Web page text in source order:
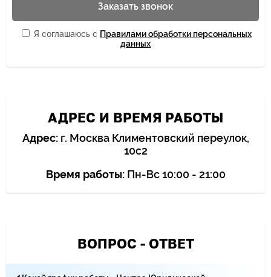
Заказать звонок
Я соглашаюсь с Правилами обработки персональных
данных
АДРЕС И ВРЕМЯ РАБОТЫ
Адрес:г. Москва Климентовский переулок,
10с2
Время работы:Пн-Вс 10:00 - 21:00
ВОПРОС - ОТВЕТ